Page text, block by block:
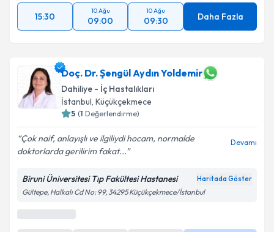
15:30
10 Ağu
09:00
10 Ağu
09:30 Daha Fazla
Doç. Dr. Şengül Aydın Yoldemir
Dahiliye - İç Hastalıkları
İstanbul, Küçükçekmece
5 (1 Değerlendirme)
Çok naif, anlayışlı ve ilgiliydi hocam, normalde
doktorlarda gerilirim fakat...
Devamı
Biruni Üniversitesi Tıp Fakültesi Hastanesi Haritada Göster
Gültepe, Halkalı Cd No: 99, 34295 Küçükçekmece/İstanbul
En Yakın Saatler